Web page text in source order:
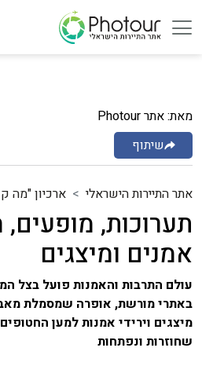
מאת: אתר Photour
שיתוף
אתר התיירות הישראלי ארכיון "מה
תערוכות, מופעים,
אמנים ומיצגים
עולם התרבות והאמנות פועל בצל
באתרי מורשת, אופרה שמסמלת
מיצגים וירידי אמנות למען
שחוזרות ונפתחות